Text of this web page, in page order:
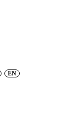
EN